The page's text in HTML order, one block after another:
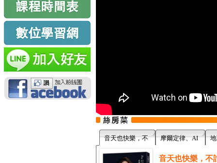
音天也快樂，不 摩爾定律、AI
音天也快樂，不